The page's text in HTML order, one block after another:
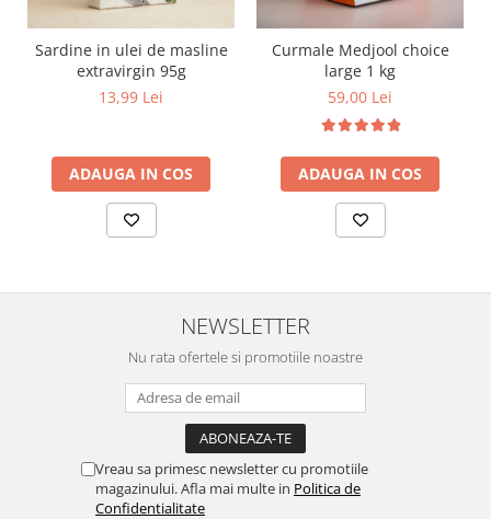
Sardine in ulei de masline
extravirgin 95g
13,99 Lei
ADAUGA IN COS
Curmale Medjool choice
large 1 kg
59,00 Lei
ADAUGA IN COS
NEWSLETTER
Nu rata ofertele si promotiile noastre
Vreau sa primesc newsletter cu promotiile
magazinului. Afla mai multe in Politica de
Confidentialitate